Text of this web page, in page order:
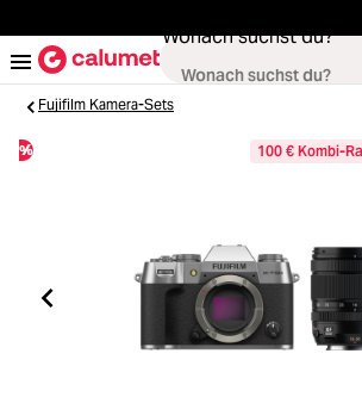
Wonach suchst du?
Loading... Objektive
Loading... Video & Drohnen
Fujifilm Kamera-Sets
% 100 € Kombi-